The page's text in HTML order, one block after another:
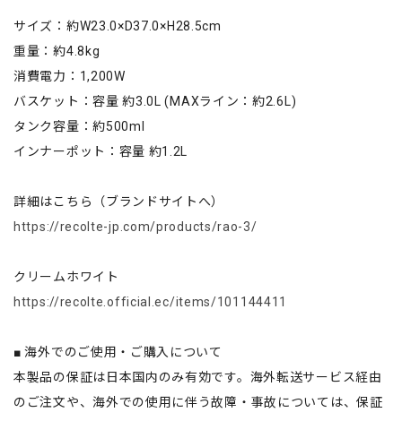
サイズ：約W23.0×D37.0×H28.5cm
重量：約4.8kg
消費電力：1,200W
バスケット：容量 約3.0L (MAXライン：約2.6L)
タンク容量：約500ml
インナーポット：容量 約1.2L
詳細はこちら（ブランドサイトへ）
https://recolte-jp.com/products/rao-3/
クリームホワイト
https://recolte.official.ec/items/101144411
■ 海外でのご使用・ご購入について
本製品の保証は日本国内のみ有効です。海外転送サービス経由
のご注文や、海外での使用に伴う故障・事故については、保証